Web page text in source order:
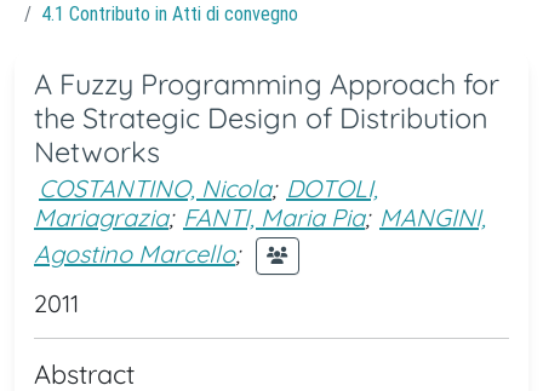
4.1 Contributo in Atti di convegno
A Fuzzy Programming Approach for
the Strategic Design of Distribution
Networks
COSTANTINO, Nicola; DOTOLI,
Mariagrazia; FANTI, Maria Pia; MANGINI,
Agostino Marcello;
2011
Abstract